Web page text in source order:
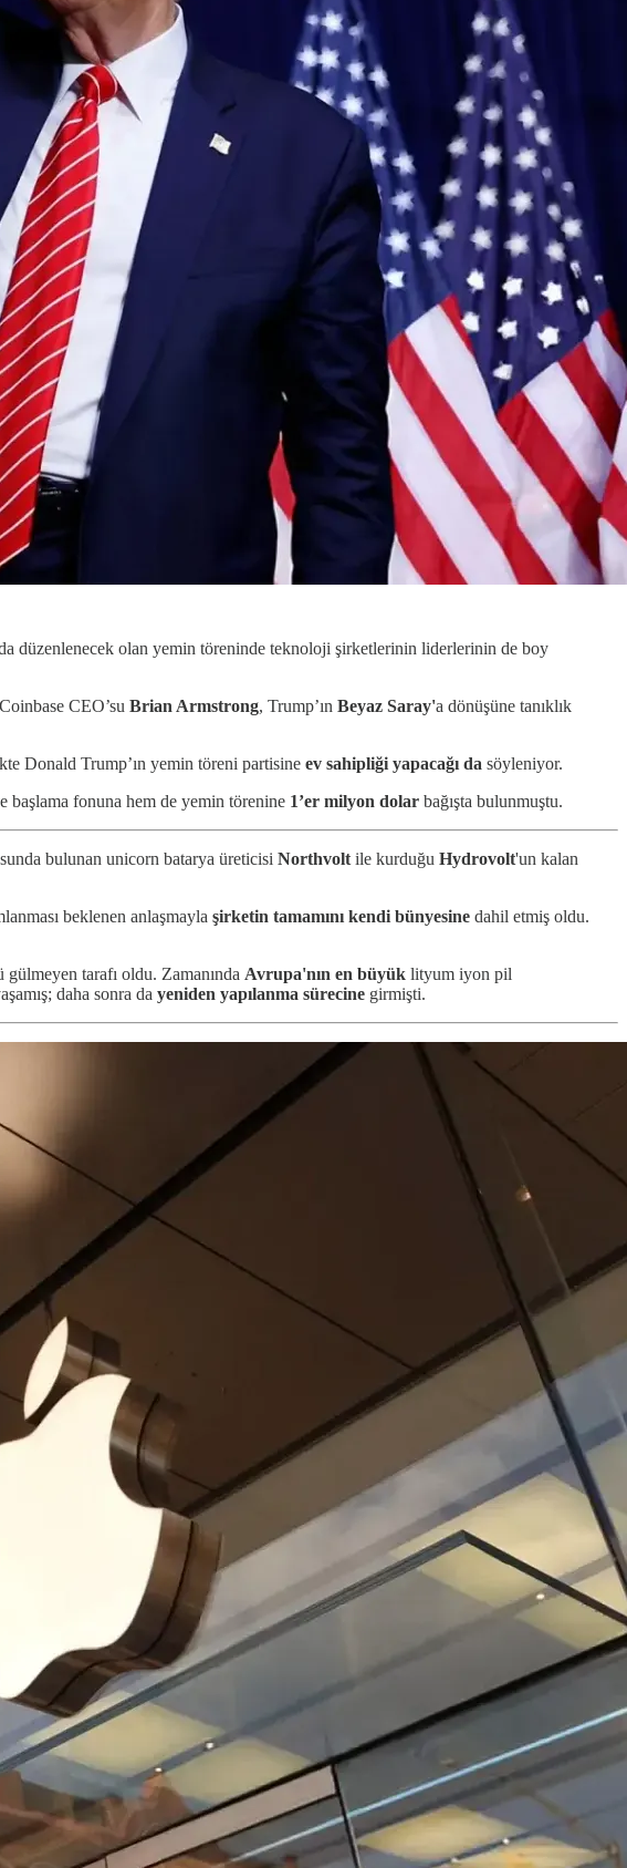
düzenlenecek olan yemin töreninde teknoloji şirketlerinin liderlerinin de boy
CEO’su Brian Armstrong, Trump’ın Beyaz Saray'a dönüşüne tanıklık
Donald Trump’ın yemin töreni partisine ev sahipliği yapacağı da söyleniyor.
başlama fonuna hem de yemin törenine 1’er milyon dolar bağışta bulunmuştu.
bulunan unicorn batarya üreticisi Northvolt ile kurduğu Hydrovolt'un kalan
beklenen anlaşmayla şirketin tamamını kendi bünyesine dahil etmiş oldu.
tarafı oldu. Zamanında Avrupa'nın en büyük lityum iyon pil
daha sonra da yeniden yapılanma sürecine girmişti.